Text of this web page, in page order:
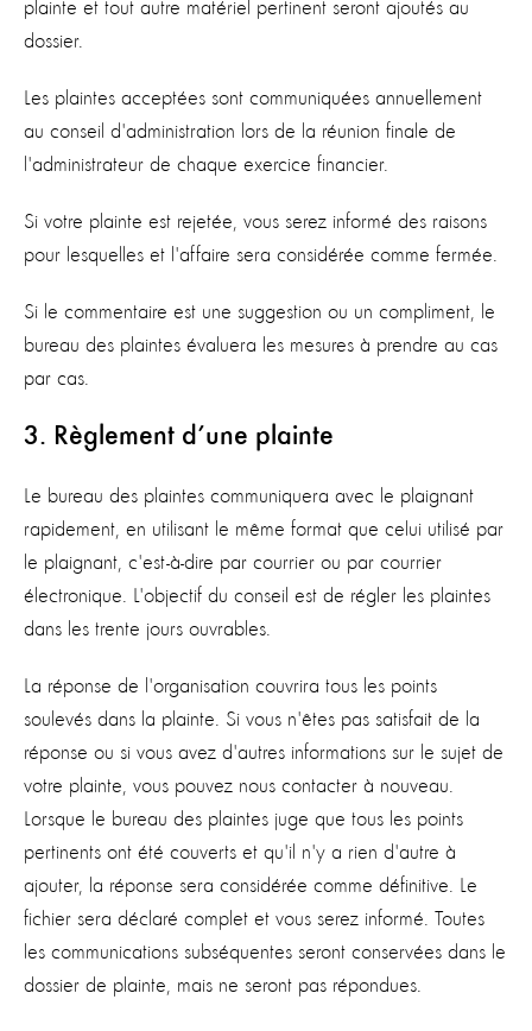
plainte et tout autre matériel pertinent seront ajoutés au
dossier.
Les plaintes acceptées sont communiquées annuellement
au conseil d'administration lors de la réunion finale de
l'administrateur de chaque exercice financier.
Si votre plainte est rejetée, vous serez informé des raisons
pour lesquelles et l'affaire sera considérée comme fermée.
Si le commentaire est une suggestion ou un compliment, le
bureau des plaintes évaluera les mesures à prendre au cas
par cas.
3. Règlement d’une plainte
Le bureau des plaintes communiquera avec le plaignant
rapidement, en utilisant le même format que celui utilisé par
le plaignant, c'est-à-dire par courrier ou par courrier
électronique. L'objectif du conseil est de régler les plaintes
dans les trente jours ouvrables.
La réponse de l'organisation couvrira tous les points
soulevés dans la plainte. Si vous n'êtes pas satisfait de la
réponse ou si vous avez d'autres informations sur le sujet de
votre plainte, vous pouvez nous contacter à nouveau.
Lorsque le bureau des plaintes juge que tous les points
pertinents ont été couverts et qu'il n'y a rien d'autre à
ajouter, la réponse sera considérée comme définitive. Le
fichier sera déclaré complet et vous serez informé. Toutes
les communications subséquentes seront conservées dans le
dossier de plainte, mais ne seront pas répondues.